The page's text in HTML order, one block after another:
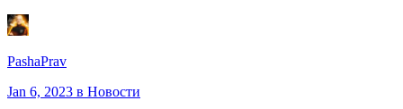
PashaPrav
Jan 6, 2023 в Новости